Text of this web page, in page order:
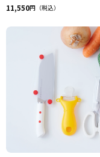
11,550円（税込）